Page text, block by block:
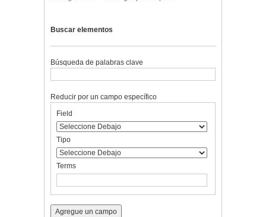
Buscar elementos
Búsqueda de palabras clave
rows
"Reducir
por
específico":
1
Reducir por un campo específico
de
búsqueda
de
búsqueda
de
búsqueda
de
Búsqueda
Field
Tipo
Terms
Agregue un campo